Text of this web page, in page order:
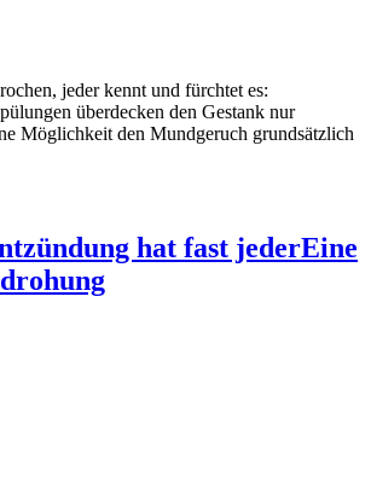
jeder kennt und fürchtet es:
überdecken den Gestank nur
Möglichkeit den Mundgeruch grundsätzlich
hat fast jederEine